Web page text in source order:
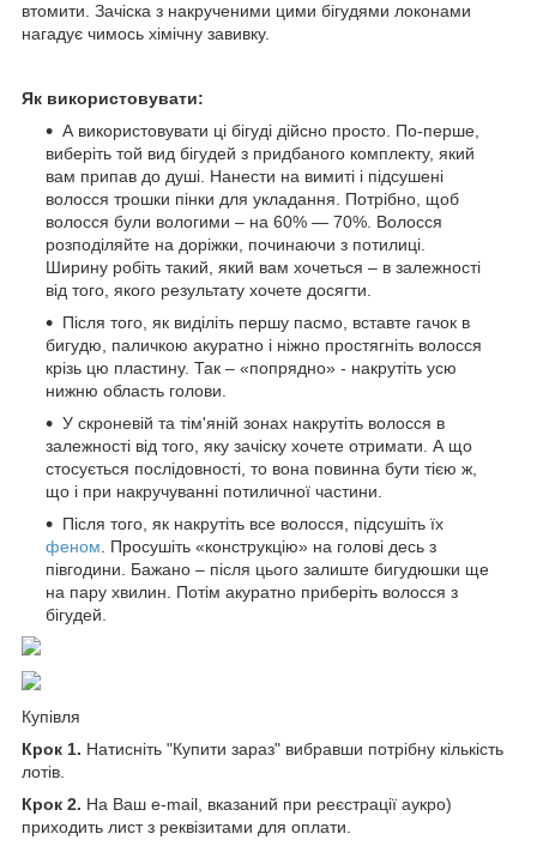
втомити. Зачіска з накрученими цими бігудями локонами
нагадує чимось хімічну завивку.
Як використовувати:
А використовувати ці бігуді дійсно просто. По-перше,
виберіть той вид бігудей з придбаного комплекту, який
вам припав до душі. Нанести на вимиті і підсушені
волосся трошки пінки для укладання. Потрібно, щоб
волосся були вологими – на 60% — 70%. Волосся
розподіляйте на доріжки, починаючи з потилиці.
Ширину робіть такий, який вам хочеться – в залежності
від того, якого результату хочете досягти.
Після того, як виділіть першу пасмо, вставте гачок в
бигудю, паличкою акуратно і ніжно простягніть волосся
крізь цю пластину. Так – «попрядно» - накрутіть усю
нижню область голови.
У скроневій та тім'яній зонах накрутіть волосся в
залежності від того, яку зачіску хочете отримати. А що
стосується послідовності, то вона повинна бути тією ж,
що і при накручуванні потиличної частини.
Після того, як накрутіть все волосся, підсушіть їх
феном . Просушіть «конструкцію» на голові десь з
півгодини. Бажано – після цього залиште бигудюшки ще
на пару хвилин. Потім акуратно приберіть волосся з
бігудей.
Купівля
Крок 1. Натисніть "Купити зараз" вибравши потрібну кількість
лотів.
Крок 2. На Ваш e-mail, вказаний при реєстрації аукро)
приходить лист з реквізитами для оплати.